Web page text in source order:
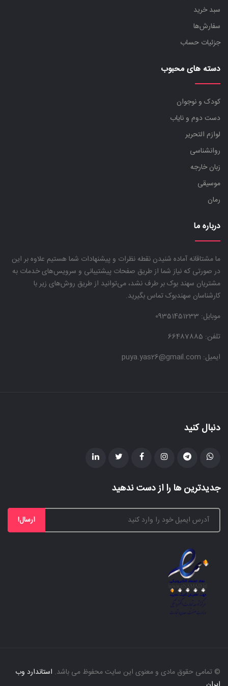
سبد خرید
سفارش‌ها
جزئیات حساب
دسته های محبوب
کودک و نوجوان
دست دوم و نایاب
لوازم التحریر
روانشناسی
زبان خارجه
موسیقی
رمان
درباره ما
ما مشتاقانه آماده شنیدن نقطه نظرات و پیشنهادات شما هستیم علاوه بر این
در صورتی که نیاز شما از طریق صفحات پیشتیبانی و سرویس‌های خدمات به
مشتریان سهند بوک بر طرف نشد، می‌توانید از طریق روش‌های زیر با
کارشناسان سهندبوک تماس بگیرید.
موبایل:
تلفن: 66487885
ایمیل: puya.yas26@gmail.com
دنبال کنید
جدیدترین ها را از دست ندهید
ارسال!
© تمامی حقوق مادی و معنوی این سایت محفوظ می باشد. استاندارد وب